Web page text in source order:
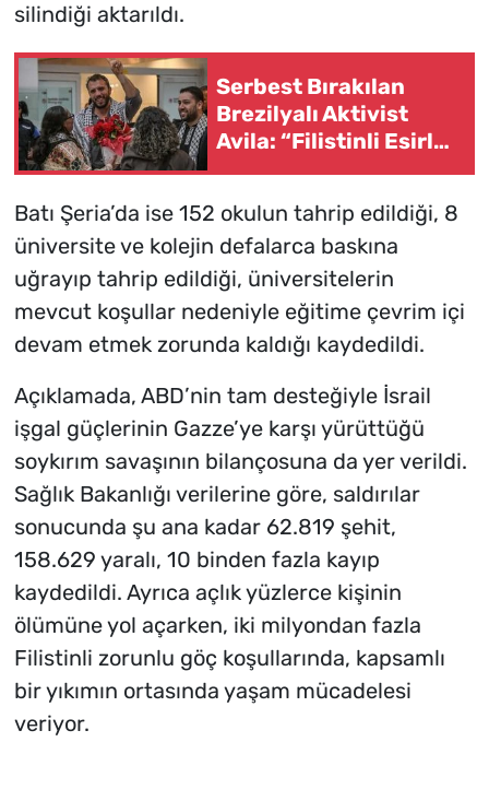
silindiği aktarıldı.
Serbest Bırakılan
Brezilyalı Aktivist
Avila: “Filistinli Esirler
Ağır Zulüm Görüyor”
Batı Şeria’da ise 152 okulun tahrip edildiği, 8
üniversite ve kolejin defalarca baskına
uğrayıp tahrip edildiği, üniversitelerin
mevcut koşullar nedeniyle eğitime çevrim içi
devam etmek zorunda kaldığı kaydedildi.
Açıklamada, ABD’nin tam desteğiyle İsrail
işgal güçlerinin Gazze’ye karşı yürüttüğü
soykırım savaşının bilançosuna da yer verildi.
Sağlık Bakanlığı verilerine göre, saldırılar
sonucunda şu ana kadar 62.819 şehit,
158.629 yaralı, 10 binden fazla kayıp
kaydedildi. Ayrıca açlık yüzlerce kişinin
ölümüne yol açarken, iki milyondan fazla
Filistinli zorunlu göç koşullarında, kapsamlı
bir yıkımın ortasında yaşam mücadelesi
veriyor.